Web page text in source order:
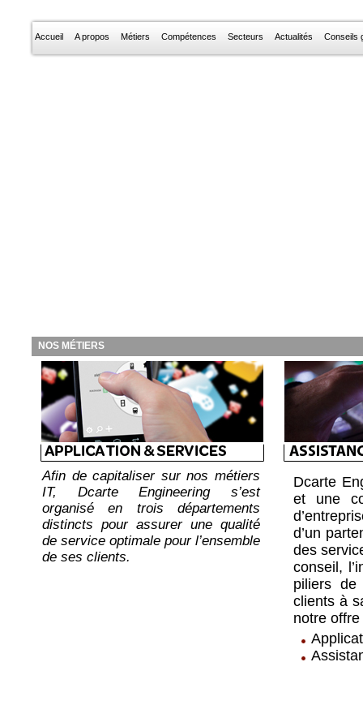
Accueil A propos Métiers Compétences Secteurs Actualités Conseils
NOS MÉTIERS
Afin de capitaliser sur nos métiers
IT, Dcarte Engineering s’est
organisé en trois départements
distincts pour assurer une qualité
de service optimale pour l’ensemble
de ses clients.
Dcarte
et une
d’un
des
conseil,
piliers de
clients à
notre